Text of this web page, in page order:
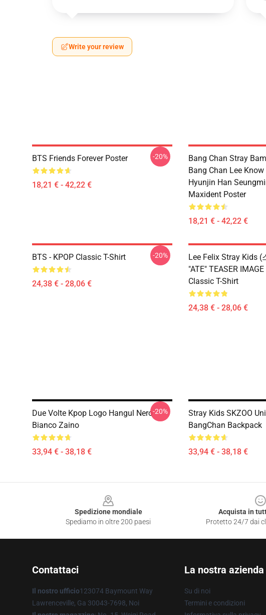
Write your review
BTS Friends Forever Poster
18,21 € - 42,22 €
-20%
Bang Chan Stray
Bang Chan Lee
Hyunjin Han
Maxident Poster
18,21 € - 42,22 €
BTS - KPOP Classic T-Shirt
24,38 € - 28,06 €
-20%
Lee Felix Stray Kids (
"ATE" TEASER
Classic T-Shirt
24,38 € - 28,06 €
Due Volte Kpop Logo Hangul Nero
Bianco Zaino
33,94 € - 38,18 €
-20%
Stray Kids SKZOO
BangChan Backpack
33,94 € - 38,18 €
Spedizione mondiale
Spediamo in oltre 200 paesi
Acquista in
Protetto 24/7 dai
Contattaci
Il nostro ufficio123074 Baymount Way
Lawrenceville, Ga 30043-7698, Noi
La nostra azienda
Su di noi
Termini e condizioni